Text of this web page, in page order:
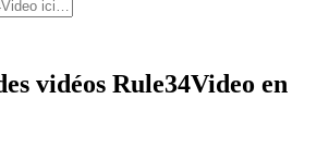
vidéos Rule34Video en